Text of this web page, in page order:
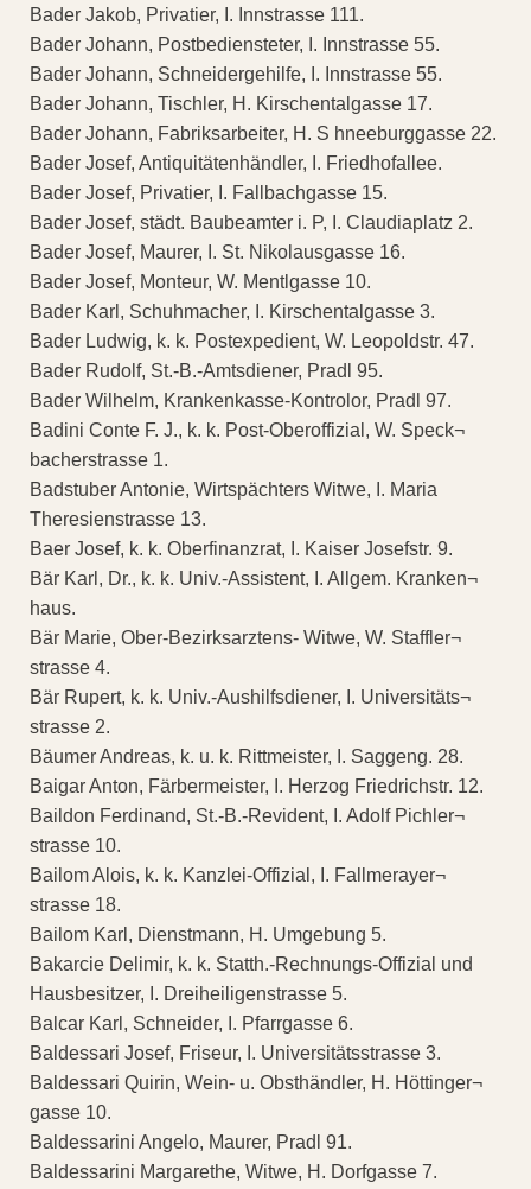
Bader Jakob, Privatier, I. Innstrasse 111.
Bader Johann, Postbediensteter, I. Innstrasse 55.
Bader Johann, Schneidergehilfe, I. Innstrasse 55.
Bader Johann, Tischler, H. Kirschentalgasse 17.
Bader Johann, Fabriksarbeiter, H. S hneeburggasse 22.
Bader Josef, Antiquitätenhändler, I. Friedhofallee.
Bader Josef, Privatier, I. Fallbachgasse 15.
Bader Josef, städt. Baubeamter i. P, I. Claudiaplatz 2.
Bader Josef, Maurer, I. St. Nikolausgasse 16.
Bader Josef, Monteur, W. Mentlgasse 10.
Bader Karl, Schuhmacher, I. Kirschentalgasse 3.
Bader Ludwig, k. k. Postexpedient, W. Leopoldstr. 47.
Bader Rudolf, St.-B.-Amtsdiener, Pradl 95.
Bader Wilhelm, Krankenkasse-Kontrolor, Pradl 97.
Badini Conte F. J., k. k. Post-Oberoffizial, W. Speck¬
bacherstrasse 1.
Badstuber Antonie, Wirtspächters Witwe, I. Maria
Theresienstrasse 13.
Baer Josef, k. k. Oberfinanzrat, I. Kaiser Josefstr. 9.
Bär Karl, Dr., k. k. Univ.-Assistent, I. Allgem. Kranken¬
haus.
Bär Marie, Ober-Bezirksarztens- Witwe, W. Staffler¬
strasse 4.
Bär Rupert, k. k. Univ.-Aushilfsdiener, I. Universitäts¬
strasse 2.
Bäumer Andreas, k. u. k. Rittmeister, I. Saggeng. 28.
Baigar Anton, Färbermeister, I. Herzog Friedrichstr. 12.
Baildon Ferdinand, St.-B.-Revident, I. Adolf Pichler¬
strasse 10.
Bailom Alois, k. k. Kanzlei-Offizial, I. Fallmerayer¬
strasse 18.
Bailom Karl, Dienstmann, H. Umgebung 5.
Bakarcie Delimir, k. k. Statth.-Rechnungs-Offizial und
Hausbesitzer, I. Dreiheiligenstrasse 5.
Balcar Karl, Schneider, I. Pfarrgasse 6.
Baldessari Josef, Friseur, I. Universitätsstrasse 3.
Baldessari Quirin, Wein- u. Obsthändler, H. Höttinger¬
gasse 10.
Baldessarini Angelo, Maurer, Pradl 91.
Baldessarini Margarethe, Witwe, H. Dorfgasse 7.